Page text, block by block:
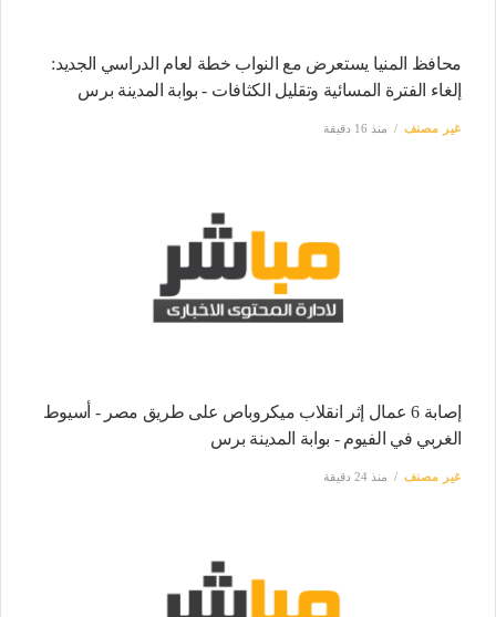
محافظ المنيا يستعرض مع النواب خطة لعام الدراسي الجديد:
إلغاء الفترة المسائية وتقليل الكثافات - بوابة المدينة برس
غير مصنف منذ 16 دقيقة
إصابة 6 عمال إثر انقلاب ميكروباص على طريق مصر - أسيوط
الغربي في الفيوم - بوابة المدينة برس
غير مصنف منذ 24 دقيقة